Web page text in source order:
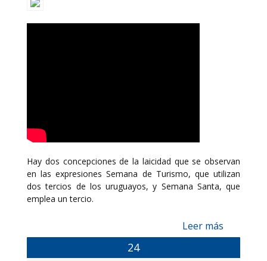
Hay dos concepciones de la laicidad que se observan
en las expresiones Semana de Turismo, que utilizan
dos tercios de los uruguayos, y Semana Santa, que
emplea un tercio.
Leer más
24